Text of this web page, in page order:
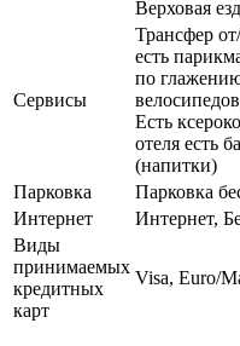
Верховая
Сервисы
Трансфер
есть
по
Есть
отеля есть
(напитки)
Парковка
Парковка
Интернет
Интернет,
Виды
принимаемых
кредитных
карт
Visa, Euro/